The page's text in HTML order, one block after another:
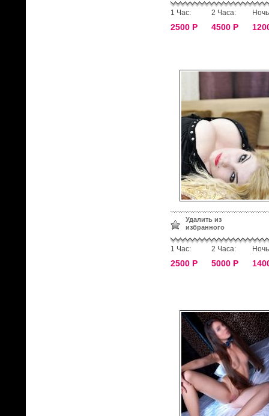
1 Час:
2500 Р
2 Часа:
4500 Р
Удалить из
избранного
1 Час:
2500 Р
2 Часа:
5000 Р